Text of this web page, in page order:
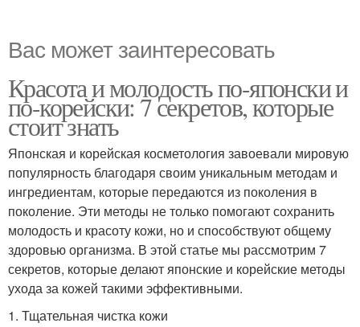
Вас может заинтересовать
Красота и молодость по-японски и
по-корейски: 7 секретов, которые
стоит знать
Японская и корейская косметология завоевали мировую
популярность благодаря своим уникальным методам и
ингредиентам, которые передаются из поколения в
поколение. Эти методы не только помогают сохранить
молодость и красоту кожи, но и способствуют общему
здоровью организма. В этой статье мы рассмотрим 7
секретов, которые делают японские и корейские методы
ухода за кожей такими эффективными.
1. Тщательная чистка кожи